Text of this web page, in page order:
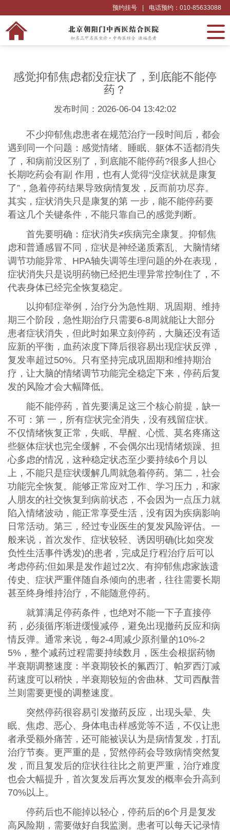
电话预约：010-85633088
预约挂号
感觉抑郁焦虑都没症状了，到底能不能停
药？
发布时间：2026-06-04 13:42:02
不少抑郁焦虑患者在规范治疗一段时间后，都会
遇到同一个问题：感觉情绪、睡眠、躯体不适都消失
了，和病前没区别了，到底能不能停药?很多人担心
长期吃药会有副 作用，也有人觉得“没症状就是康复
了”，急着停药结果导致病情复发，反而前功尽弃。
其实，症状消失只是康复的第 一步，能不能停药要
看这几个关键条件，不能只靠自己的感觉判断。
首先要明确：症状消失≠疾病完全康复。抑郁焦
虑和普通感冒不同，症状是神经递质紊乱、大脑情绪
调节功能异常、HPA轴失调等生理问题的外在表现，
症状消失只是说明药物已经把生理异常控制住了，不
代表身体已经完全恢复稳定。
以抑郁症举例，治疗分为急性期、巩固期、维持
期三个阶段，急性期治疗只需要6-8周就能让大部分
患者症状消失，但此时如果立刻停药，大脑还没有适
应新的平衡，血药浓度下降后很容易出现症状反弹，
复发率超过50%。只有坚持完成巩固期和维持期治
疗，让大脑的情绪调节功能完全稳定下来，停药后复
发的风险才会大幅降低。
能不能停药，首先要满足这三个核心前提，缺一
不可：第 一，所有症状完全消失，没有残留症状。
不仅情绪恢复正常，失眠、早醒、心慌、莫名疼痛这
些躯体症状也完全缓解，不会偶尔出现情绪烦躁、担
心多虑的情况，这种稳定状态至少要持续6个月以
上，不能只是症状缓解几周就急着停药。第二，社会
功能完全恢复。能够正常应对工作、学习压力，和家
人朋友的社交恢复到病前状态，不会因为一点压力就
陷入情绪波动，能正常享受生活，没有因为疾病影响
日常活动。第三，经过专业医生的复发风险评估。一
般来说，首次发作、症状较轻、诱因明确(比如突发
负性生活事件诱发)的患者，完成足疗程治疗后可以
考虑停药;但如果是发作超过2次、有抑郁焦虑家族遗
传史、症状严重伴随自杀倾向的患者，往往需要长期
甚至终身维持治疗，不能随意停药。
就算满足停药条件，也绝对不能一下子直接停
药，必须循序渐进缓慢减停，避免出现撤药反应和病
情反弹。通常来说，每2-4周减少原剂量的10%-2
5%，整个减药过程需要持续数月，医生会根据药物
半衰期调整速度：半衰期较长的氟西汀、帕罗西汀减
药速度可以稍快，半衰期较短的舍曲林、艾司西酞普
兰则需要更慢的调整速度。
突然停药很容易引发撤药反应，出现头晕、失
眠、焦虑、恶心、身体电击样感觉等不适，不仅让患
者承受额外痛苦，还可能被误认为是病情复发，打乱
治疗节奏。更严重的是，贸然停药会导致病情突然复
发，而且复发后的症状往往比之前更严重，治疗难度
也会大幅提升，首次复发后再次复发的概率会升高到
70%以上。
停药后也不能掉以轻心，停药后的6个月是复发
高风险期，需要做好自我监测。患者可以每天记录情